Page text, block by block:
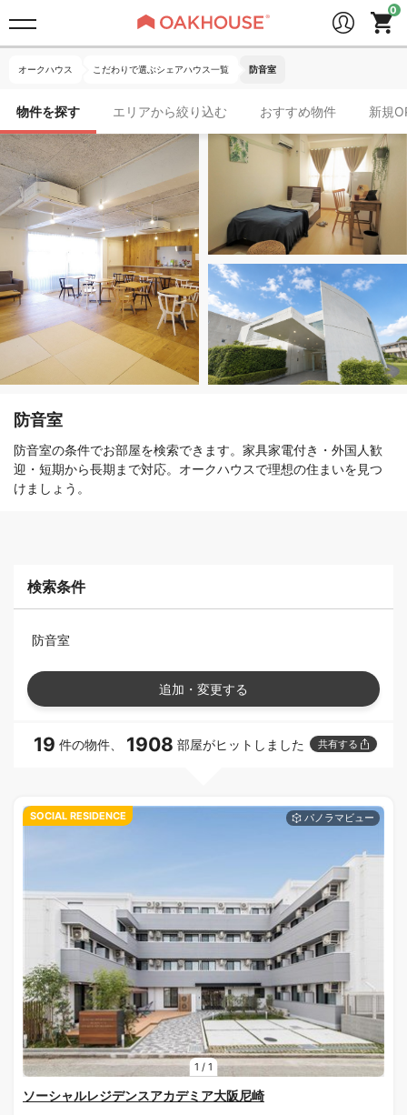
オークハウス こだわりで選ぶシェアハウス一覧 防音室
物件を探す エリアから絞り込む おすすめ物件 新規
防音室
防音室の条件でお部屋を検索できます。家具家電付き・外国人歓
迎・短期から長期まで対応。オークハウスで理想の住まいを見つ
けましょう。
検索条件
防音室
追加・変更する
19 件の物件、 1908 部屋がヒットしました 共有する
1 / 1
SOCIAL RESIDENCE
ソーシャルレジデンスアカデミア大阪尼崎